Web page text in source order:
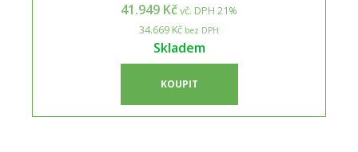
41.949 Kčvč. DPH 21%
34.669 Kč bez DPH
Skladem
KOUPIT